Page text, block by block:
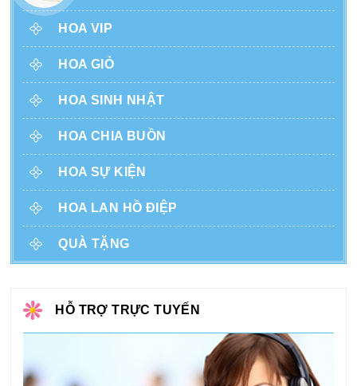
HOA VIP
HOA GIỎ
HOA SINH NHẬT
HOA CHIA BUỒN
HOA SỰ KIỆN
HOA LAN HỒ ĐIỆP
QUÀ TẶNG
HỖ TRỢ TRỰC TUYẾN